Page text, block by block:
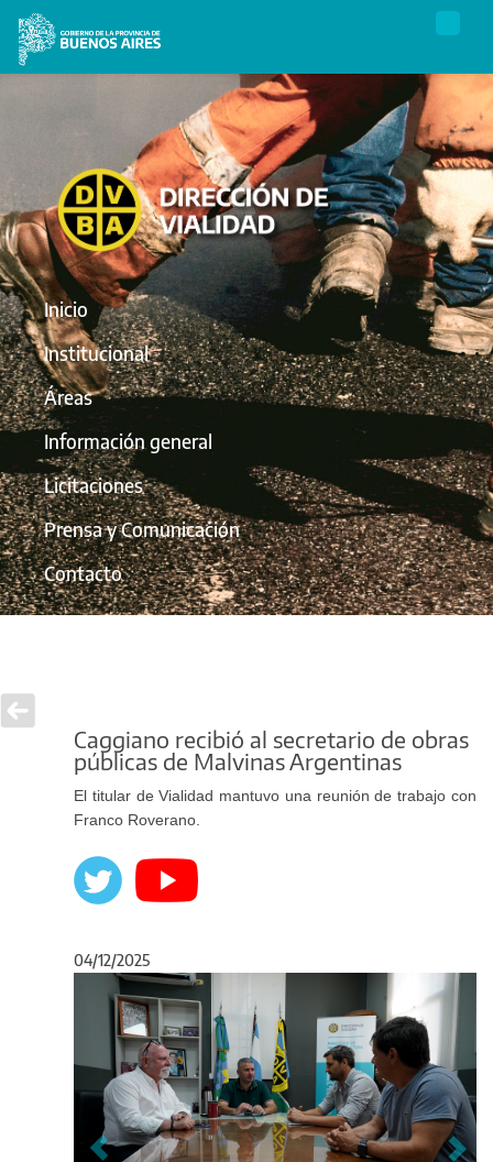
Inicio
Institucional
Áreas
Información general
Licitaciones
Prensa y Comunicación
Contacto
Caggiano recibió al secretario de obras
públicas de Malvinas Argentinas
El titular de Vialidad mantuvo una reunión de trabajo con
Franco Roverano.
04/12/2025
Anterior